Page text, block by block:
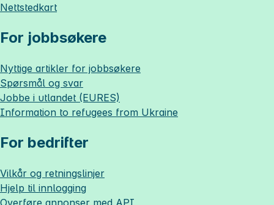
Nettstedkart
For jobbsøkere
Nyttige artikler for jobbsøkere
Spørsmål og svar
Jobbe i utlandet (EURES)
Information to refugees from Ukraine
For bedrifter
Vilkår og retningslinjer
Hjelp til innlogging